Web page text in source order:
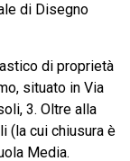
di Disegno
di proprietà
situato in Via
3. Oltre alla
(la cui chiusura è
Media.